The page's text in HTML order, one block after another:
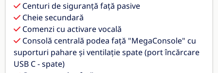
Centuri de siguranță față pasive
Cheie secundară
Comenzi cu activare vocală
Consolă centrală podea față "MegaConsole" cu
suporturi pahare și ventilație spate (port încărcare
USB C - spate)